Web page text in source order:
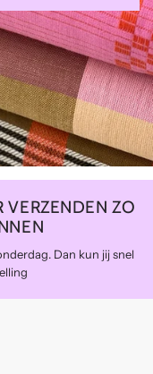
VERZENDEN ZO
Dan kun jij snel